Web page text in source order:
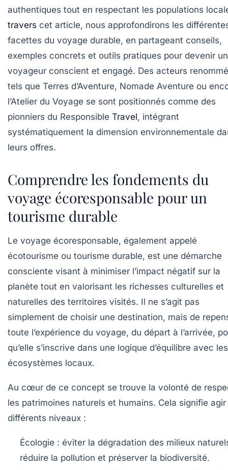
authentiques tout en respectant les populations
travers cet article, nous approfondirons les
facettes du voyage durable, en partageant conseils,
exemples concrets et outils pratiques pour devenir un
voyageur conscient et engagé. Des acteurs
tels que Terres d’Aventure, Nomade Aventure ou
l’Atelier du Voyage se sont positionnés comme des
pionniers du Responsible Travel, intégrant
systématiquement la dimension environnementale
leurs offres.
Comprendre les fondements du
voyage écoresponsable pour un
tourisme durable
Le voyage écoresponsable, également appelé
écotourisme ou tourisme durable, est une démarche
consciente visant à minimiser l’impact négatif sur la
planète tout en valorisant les richesses culturelles et
naturelles des territoires visités. Il ne s’agit pas
simplement de choisir une destination, mais de
toute l’expérience du voyage, du départ à l’arrivée,
qu’elle s’inscrive dans une logique d’équilibre avec les
écosystèmes locaux.
Au cœur de ce concept se trouve la volonté de
les patrimoines naturels et humains. Cela signifie agir
différents niveaux :
Écologie : éviter la dégradation des milieux
réduire la pollution et préserver la biodiversité.